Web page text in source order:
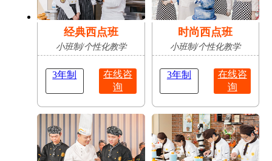
经典西点班
小班制/个性化教学
3年制
在线咨
询
时尚西点班
小班制/个性化教学
3年制
在线咨
询